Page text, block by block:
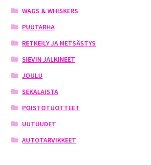
WAGS & WHISKERS
PUUTARHA
RETKEILY JA METSÄSTYS
SIEVIN JALKINEET
JOULU
SEKALAISTA
POISTOTUOTTEET
UUTUUDET
AUTOTARVIKKEET